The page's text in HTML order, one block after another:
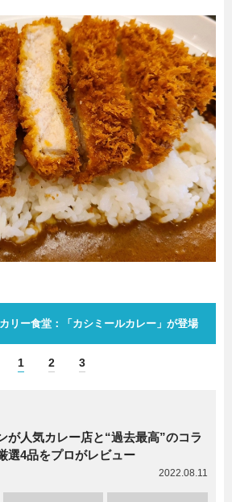
リー食堂：「カシミールカレー」が登場
1 2 3
が人気カレー店と“過去最高”のコラ
選4品をプロがレビュー
2022.08.11